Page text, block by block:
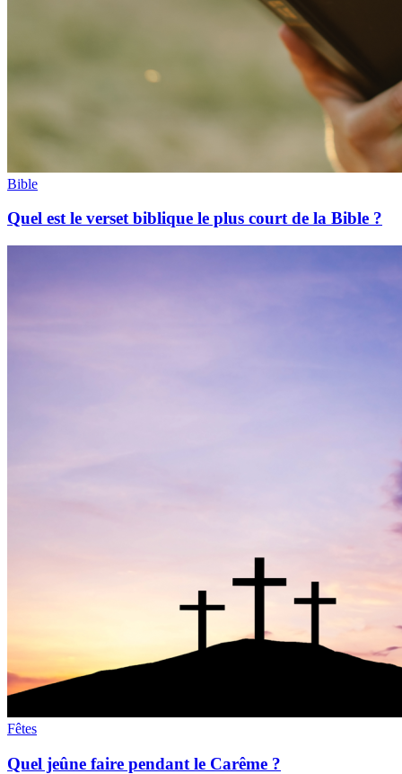
Bible
Quel est le verset biblique le plus court de la Bible ?
Fêtes
Quel jeûne faire pendant le Carême ?